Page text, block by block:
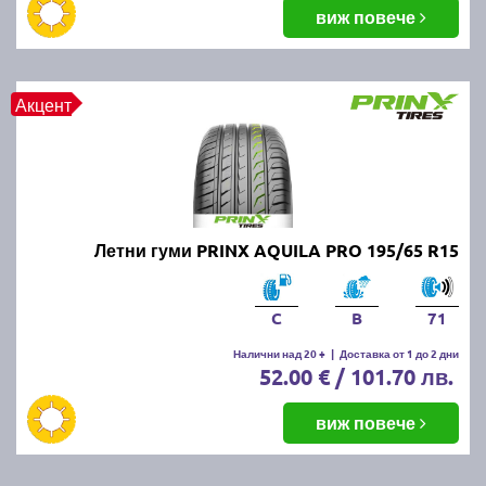
балансировка и реглаж на предния и задния мост.
Неравномерното износване може да е знак за
гуми.
Как да се грижим за летните
Проверявайте редовно налягането, дълбочината
на протектора и състоянието на гумите. Избягвайте
рязко спиране и агресивно шофиране, тъй като
това води до по-бързо износване. Почиствайте
гумите от кал и камъчета и ги проверявайте за
Как се съхраняват зимните и
летни гуми?
виж повече
Акцент
Летни гуми PRINX AQUILA PRO 195/65 R15
C B 71
Налични над 20 + | Доставка от 1 до 2 дни
52.00 € / 101.70 лв.
виж повече